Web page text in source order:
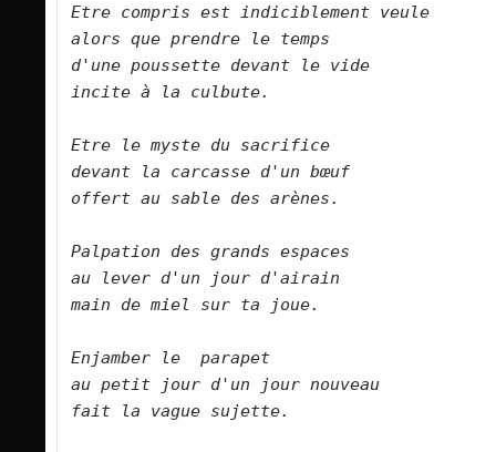
Etre compris est indiciblement veule
alors que prendre le temps
d'une poussette devant le vide
incite à la culbute.
Etre le myste du sacrifice
devant la carcasse d'un bœuf
offert au sable des arènes.
Palpation des grands espaces
au lever d'un jour d'airain
main de miel
sur ta joue.
Enjamber le  parapet
au petit jour d'un jour nouveau
fait la vague sujette.